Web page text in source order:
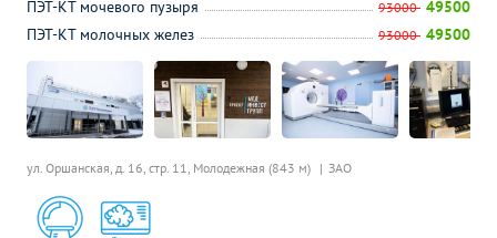
ул. Оршанская, д. 16, стр. 11, Молодежная (843 м) ЗАО
ПЭТ-КТ мочевого пузыря 93000 49500
ПЭТ-КТ молочных желез
93000 49500